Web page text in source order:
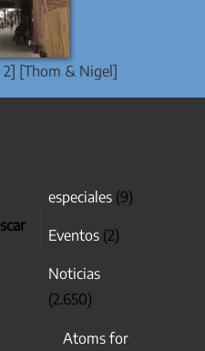
2] [Thom & Nigel]
especiales (9)
Eventos (2)
Noticias
(2.650)
Atoms for